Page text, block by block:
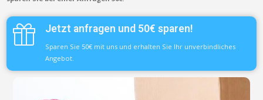
Jetzt anfragen und 50€ sparen!
Sparen Sie 50€ mit uns und erhalten Sie Ihr unverbindliches
Angebot.